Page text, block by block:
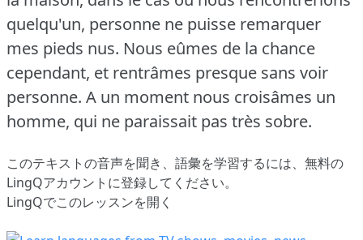
quelqu'un, personne ne puisse remarquer
mes pieds nus. Nous eûmes de la chance
cependant, et rentrâmes presque sans voir
personne. A un moment nous croisâmes un
homme, qui ne paraissait pas très sobre.
このテキストの音声を聞き、語彙を学習するには、 無料の
LingQアカウントに登録してください。
LingQでこのレッスンを開く